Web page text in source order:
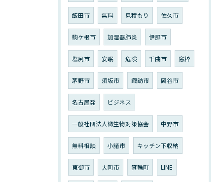
飯田市 無料 見積もり 佐久市
駒ケ根市 加湿器肺炎 伊那市
塩尻市 安眠 危険 千曲市 窓枠
茅野市 須坂市 諏訪市 岡谷市
名古屋発 ビジネス
一般社団法人微生物対策協会 中野市
無料相談 小諸市 キッチン下収納
東御市 大町市 箕輪町 LINE